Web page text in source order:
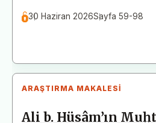
30 Haziran 2026Sayfa 59-98
ARAŞTIRMA MAKALESI
Ali b. Hüsâm’ın